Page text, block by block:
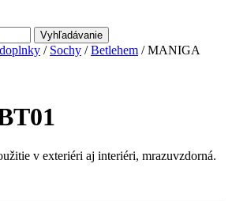
Vyhľadávanie
/ Sochy /Betlehem / MANIGA
v exteriéri aj interiéri, mrazuvzdorná.